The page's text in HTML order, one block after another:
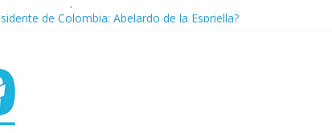
la tierra que vuelve a dar vida
de Colombia: Abelardo de la Espriella?
exvicepresidente y figura clave de la política colombiana
y Nariño deja 21 muertos y más de 50 heridos